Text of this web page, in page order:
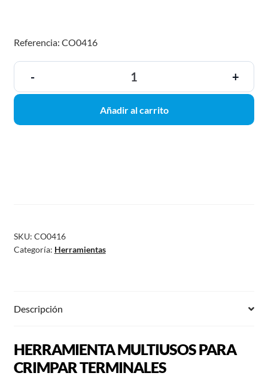
Referencia: CO0416
- +
Añadir al carrito
SKU: CO0416
Categoría: Herramientas
Descripción
HERRAMIENTA MULTIUSOS PARA
CRIMPAR TERMINALES